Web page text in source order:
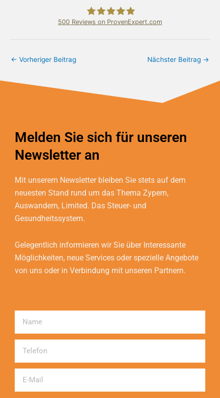
500 Reviews on ProvenExpert.com
← Vorheriger Beitrag Nächster Beitrag →
Melden Sie sich für unseren
Newsletter an
Mit unserem Newsletter bleiben Sie stets auf dem
neuesten Stand rund um das Thema Zypern,
Auswandern, Limited. Das Steuer- und
Gesundheitssystem.
Gelegentlich informieren wir Sie über Interessante
Möglichkeiten, neue Services oder spezielle Angebote
von uns oder in Verbindung mit unseren Partnern.